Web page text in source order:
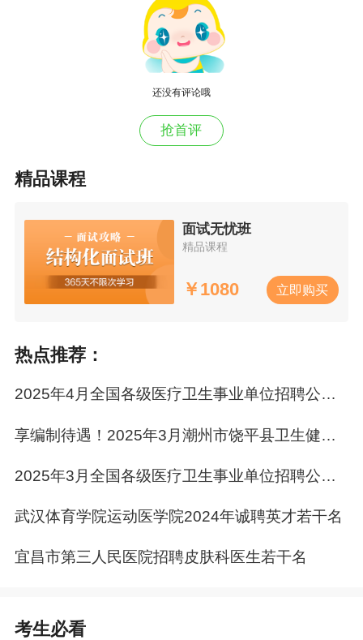
留意当地主管部门通知，不要错过考试报名/现场
审核/交费/准考证打印/成绩查询/体检/公示等。
2、关于报名时间、报名条件、考试时间等详细的
内容直接点击招聘公告查看。
【通用版】医疗卫生事业单位招聘完整流程
医疗卫生招聘时事政治：2025年2月时政热点汇
2025年全国各地医疗卫生事业单位
招聘公告陆续
考试的考编人一定要早点开始复习，选择适合自
己的课程，备考从此刻开始！查看医疗卫生招聘
还没有评论哦
抢首评
精品课程
面试无忧班
精品课程
￥1080 立即购买
热点推荐：
2025年4月全国各级医疗卫生事业单位招聘公告汇总
享编制待遇！2025年3月潮州市饶平县卫生健康局属下事业单位公开招聘医学类人才
2025年3月全国各级医疗卫生事业单位招聘公告汇总
武汉体育学院运动医学院2024年诚聘英才若干名
宜昌市第三人民医院招聘皮肤科医生若干名
考生必看